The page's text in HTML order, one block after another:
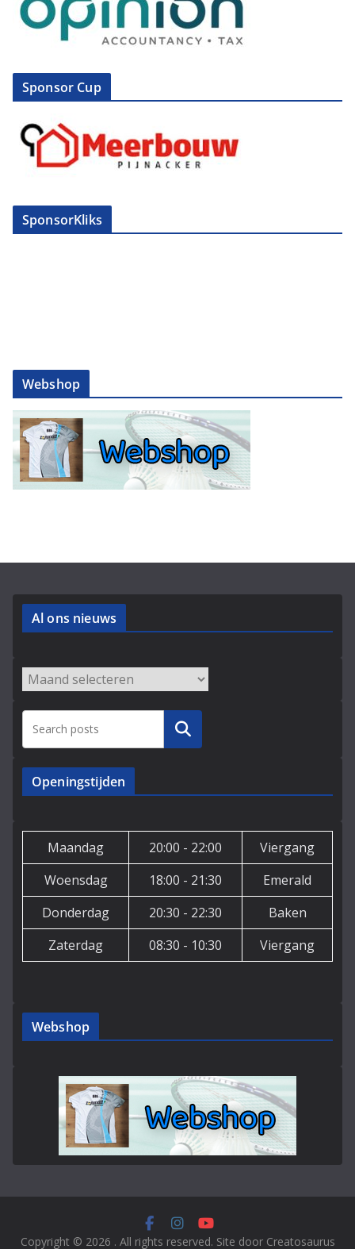
Sponsor Cup
SponsorKliks
Webshop
Al ons nieuws
Archieven
Zoeken
Openingstijden
Maandag 20:00 - 22:00
Viergang
Woensdag
18:00 - 21:30
Emerald
Donderdag
20:30 - 22:30
Baken
Zaterdag
08:30 - 10:30 Viergang
Webshop
Copyright © 2026 . All rights reserved. Site door Creatosaurus